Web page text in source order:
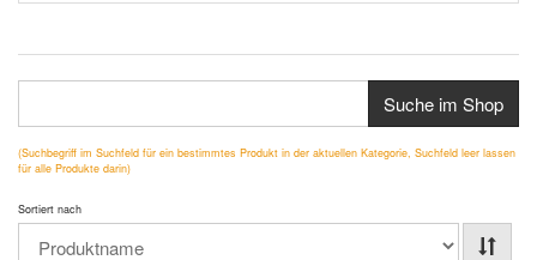
Suche im Shop
(Suchbegriff im Suchfeld für ein bestimmtes Produkt in der aktuellen Kategorie, Suchfeld leer lassen
für alle Produkte darin)
Sortiert nach